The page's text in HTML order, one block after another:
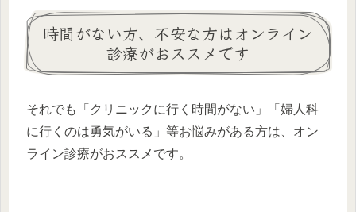
時間がない方、不安な方はオンライン
診療がおススメです
それでも「クリニックに行く時間がない」「婦人科
に行くのは勇気がいる」等お悩みがある方は、オン
ライン診療がおススメです。